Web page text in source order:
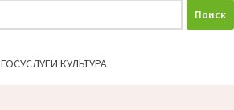
ГОСУСЛУГИ КУЛЬТУРА